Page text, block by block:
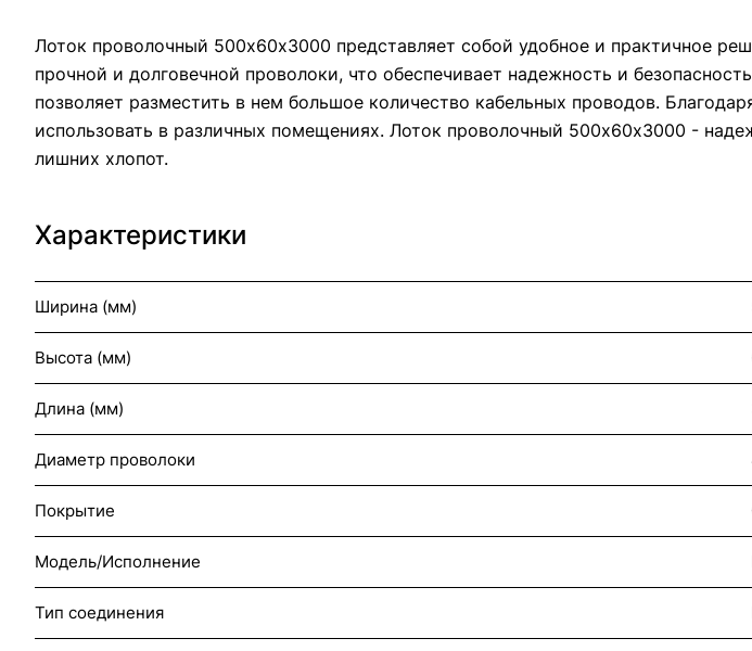
Лоток проволочный 500х60х3000 представляет собой удобное и практичное
прочной и долговечной проволоки, что обеспечивает надежность и
позволяет разместить в нем большое количество кабельных проводов.
использовать в различных помещениях. Лоток проволочный 500х60х3000 -
лишних хлопот.
Характеристики
Ширина (мм)
Высота (мм)
Длина (мм)
Диаметр проволоки
Покрытие
Модель/Исполнение
Тип соединения